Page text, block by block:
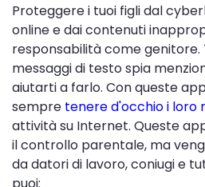
Proteggere i tuoi figli dal
online e dai contenuti
responsabilità come genitore.
messaggi di testo spia
aiutarti a farlo. Con queste
sempre tenere d'occhio i loro
attività su Internet. Queste
il controllo parentale, ma
da datori di lavoro, coniugi e
puoi: